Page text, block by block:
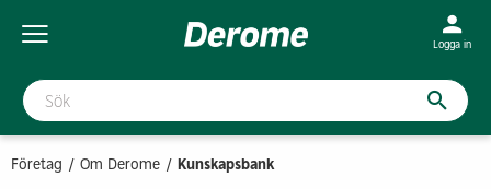
Logga in
Företag Om Derome Kunskapsbank